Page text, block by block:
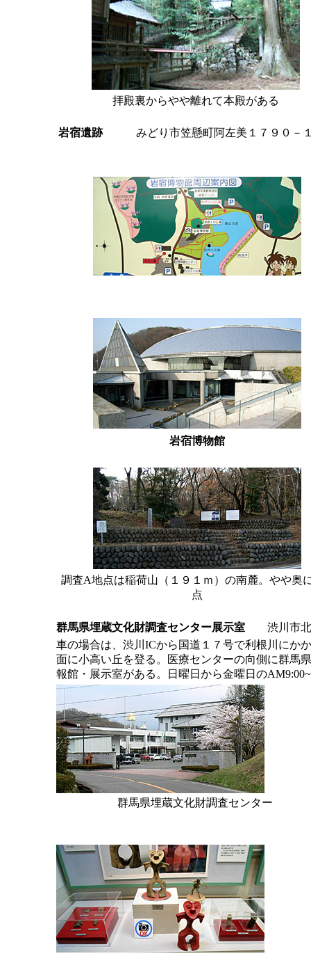
拝殿裏からやや離れて本殿がある
岩宿遺跡みどり市笠懸町阿左美１７９０－
岩宿博物館
調査A地点は稲荷山（１９１ｍ）の南麓。やや奥
点
群馬県埋蔵文化財調査センター展示室渋川市北
車の場合は、渋川ICから国道１７号で利根川にか
面に小高い丘を登る。医療センターの向側に群馬
報館・展示室がある。日曜日から金曜日の
群馬県埋蔵文化財調査センター